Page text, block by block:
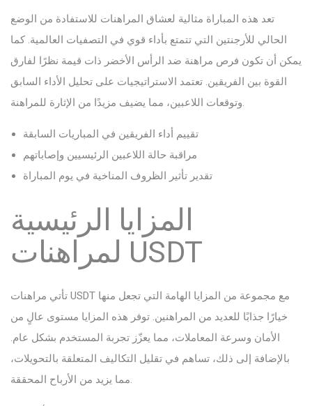
تعد هذه المباراة مثالية لعشاق المراهنات للاستفادة من الوضع
الحالي للأرجنتين التي تتمتع بأداء قوي في التصفيات العالمية. كما
يمكن أن تكون فرص مراهنة ضد الرأس الأخضر ذات قيمة نظرًا لفارق
القوة بين الفريقين. تعتمد الاستراتيجيات على تحليل الأداء السابق
وتوقعات اللاعبين، مما يضيف مزيدًا من الإثارة للمراهنة.
تقييم أداء الفريقين في المباريات السابقة
مراقبة حالة اللاعبين الرئيسيين وإصاباتهم
تقدير تأثير الظروف المناخية في يوم المباراة
المزايا الرئيسية
لمراهنات USDT
تأتي مراهنات USDT مع مجموعة من المزايا الهامة التي تجعل منها
خيارًا جذابًا للعديد من المراهنين. توفر هذه المزايا مستوى عالٍ من
الأمان وسرعة المعاملات، مما يعزّز تجربة المستخدم بشكل عام.
بالإضافة إلى ذلك، تساهم في تقليل التكاليف المتعلقة بالتحويلات،
مما يزيد من الأرباح المحققة.